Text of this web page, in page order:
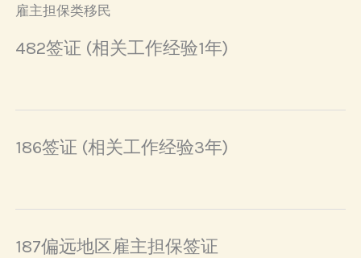
雇主担保类移民
482签证 (相关工作经验1年)
186签证 (相关工作经验3年)
187偏远地区雇主担保签证